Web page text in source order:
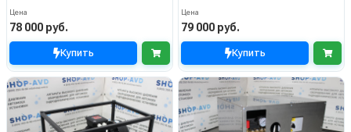
Цена
78 000 руб.
Купить
Цена
79 000 руб.
Купить